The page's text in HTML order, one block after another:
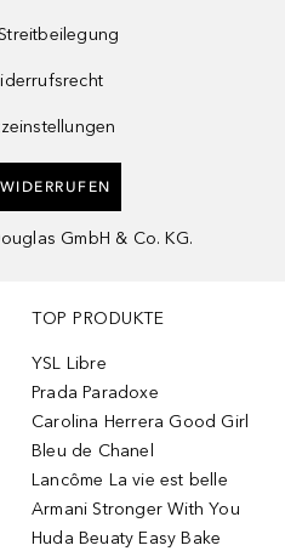
GmbH & Co. KG.
TOP PRODUKTE
YSL Libre
Prada Paradoxe
Carolina Herrera Good Girl
Bleu de Chanel
Lancôme La vie est belle
Armani Stronger With You
Huda Beuaty Easy Bake